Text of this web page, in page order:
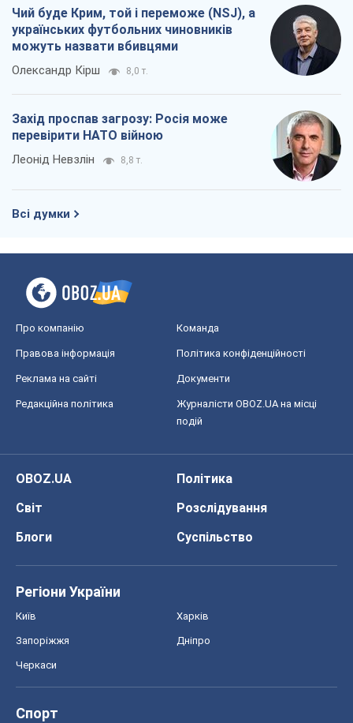
Чий буде Крим, той і переможе (NSJ), а
українських футбольних чиновників
можуть назвати вбивцями
Олександр Кірш 8,0 т.
Захід проспав загрозу: Росія може
перевірити НАТО війною
Леонід Невзлін 8,8 т.
Всі думки
Про компанію Команда
Правова інформація Політика конфіденційності
Реклама на сайті Документи
Редакційна політика
Журналісти OBOZ.UA на місці
подій
OBOZ.UA
Політика
Світ
Розслідування
Блоги
Суспільство
Регіони України
Київ Харків
Запоріжжя Дніпро
Черкаси
Спорт